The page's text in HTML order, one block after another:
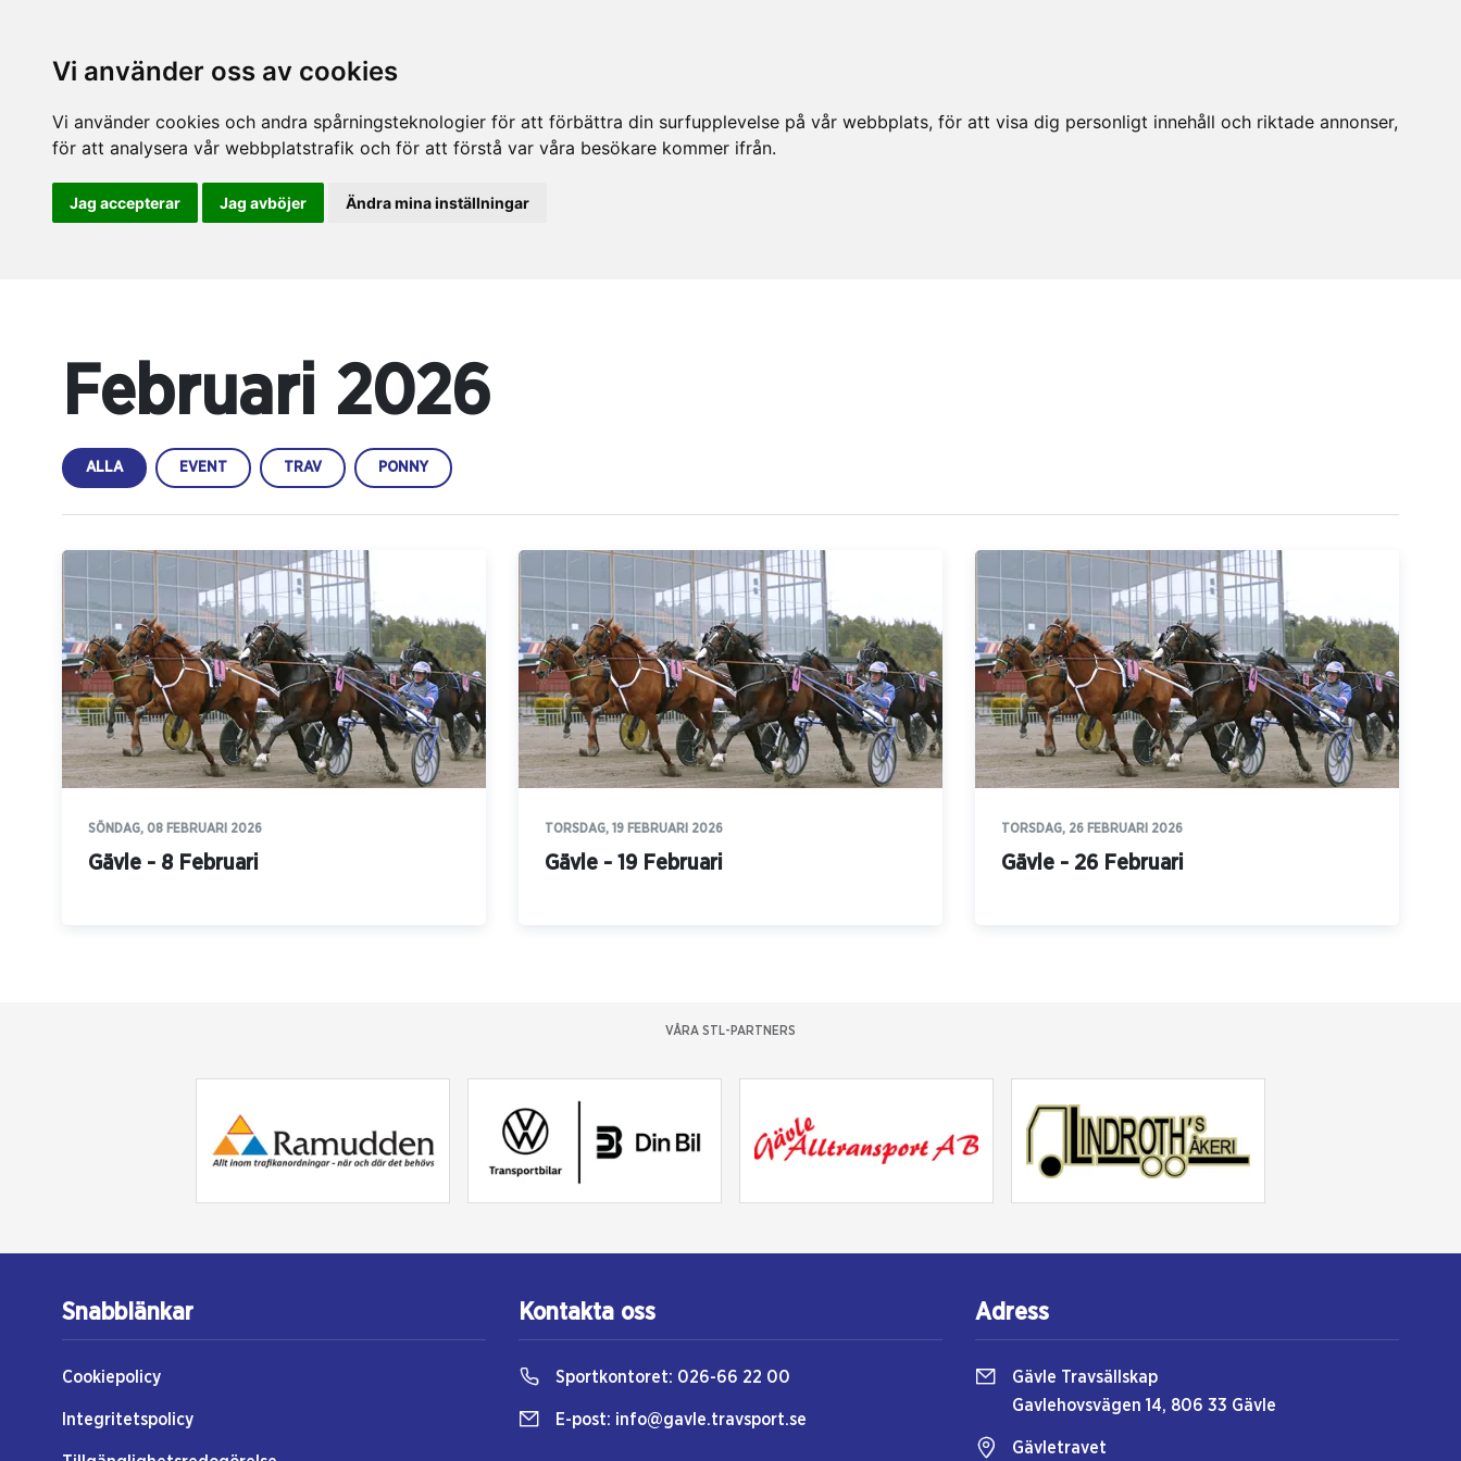
Vi använder oss av cookies
Vi använder cookies och andra spårningsteknologier för att förbättra din surfupplevelse på vår webbplats, för att visa dig personligt innehåll och riktade annonser,
för att analysera vår webbplatstrafik och för att förstå var våra besökare kommer ifrån.
Jag accepterar Jag avböjer Ändra mina inställningar
Februari 2026
ALLA EVENT TRAV PONNY
SÖNDAG, 08 FEBRUARI 2026
Gävle - 8 Februari
TORSDAG, 19 FEBRUARI 2026
Gävle - 19 Februari
TORSDAG, 26 FEBRUARI 2026
Gävle - 26 Februari
VÅRA STL-PARTNERS
Snabblänkar
Cookiepolicy
Integritetspolicy
Kontakta oss
Sportkontoret: 026-66 22 00
E-post: info@gavle.travsport.se
Adress
Gävle Travsällskap
Gavlehovsvägen 14, 806 33 Gävle
Gävletravet